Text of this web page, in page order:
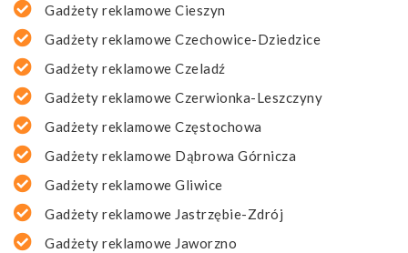
Gadżety reklamowe Cieszyn
Gadżety reklamowe Czechowice-Dziedzice
Gadżety reklamowe Czeladź
Gadżety reklamowe Czerwionka-Leszczyny
Gadżety reklamowe Częstochowa
Gadżety reklamowe Dąbrowa Górnicza
Gadżety reklamowe Gliwice
Gadżety reklamowe Jastrzębie-Zdrój
Gadżety reklamowe Jaworzno